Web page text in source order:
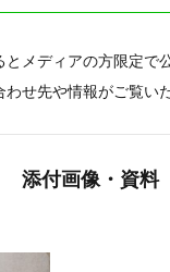
とメディアの方限定で
わせ先や情報がご覧い
添付画像・資料